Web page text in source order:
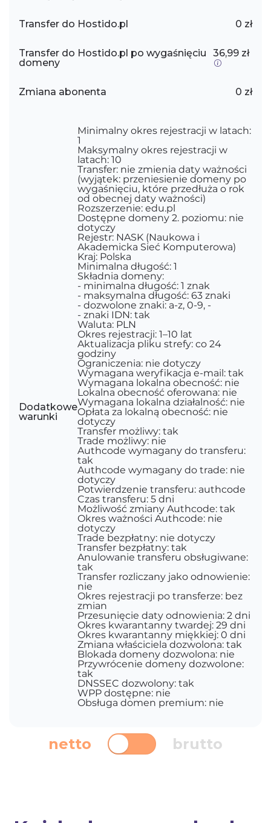
Transfer do Hostido.pl 0 zł
Transfer do Hostido.pl po wygaśnięciu
domeny
36,99 zł
Zmiana abonenta 0 zł
Dodatkowe
warunki
Minimalny okres rejestracji w latach:
1
Maksymalny okres rejestracji w
latach: 10
Transfer: nie zmienia daty ważności
(wyjątek: przeniesienie domeny po
wygaśnięciu, które przedłuża o rok
od obecnej daty ważności)
Rozszerzenie: edu.pl
Dostępne domeny 2. poziomu: nie
dotyczy
Rejestr: NASK (Naukowa i
Akademicka Sieć Komputerowa)
Kraj: Polska
Minimalna długość: 1
Składnia domeny:
- minimalna długość: 1 znak
- maksymalna długość: 63 znaki
- dozwolone znaki: a-z, 0-9, -
- znaki IDN: tak
Waluta: PLN
Okres rejestracji: 1–10 lat
Aktualizacja pliku strefy: co 24
godziny
Ograniczenia: nie dotyczy
Wymagana weryfikacja e-mail: tak
Wymagana lokalna obecność: nie
Lokalna obecność oferowana: nie
Wymagana lokalna działalność: nie
Opłata za lokalną obecność: nie
dotyczy
Transfer możliwy: tak
Trade możliwy: nie
Authcode wymagany do transferu:
tak
Authcode wymagany do trade: nie
dotyczy
Potwierdzenie transferu: authcode
Czas transferu: 5 dni
Możliwość zmiany Authcode: tak
Okres ważności Authcode: nie
dotyczy
Trade bezpłatny: nie dotyczy
Transfer bezpłatny: tak
Anulowanie transferu obsługiwane:
tak
Transfer rozliczany jako odnowienie:
nie
Okres rejestracji po transferze: bez
zmian
Przesunięcie daty odnowienia: 2 dni
Okres kwarantanny twardej: 29 dni
Okres kwarantanny miękkiej: 0 dni
Zmiana właściciela dozwolona: tak
Blokada domeny dozwolona: nie
Przywrócenie domeny dozwolone:
tak
DNSSEC dozwolony: tak
WPP dostępne: nie
Obsługa domen premium: nie
netto brutto